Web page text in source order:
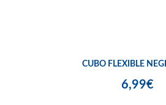
CUBO FLEXIBLE
6,99€